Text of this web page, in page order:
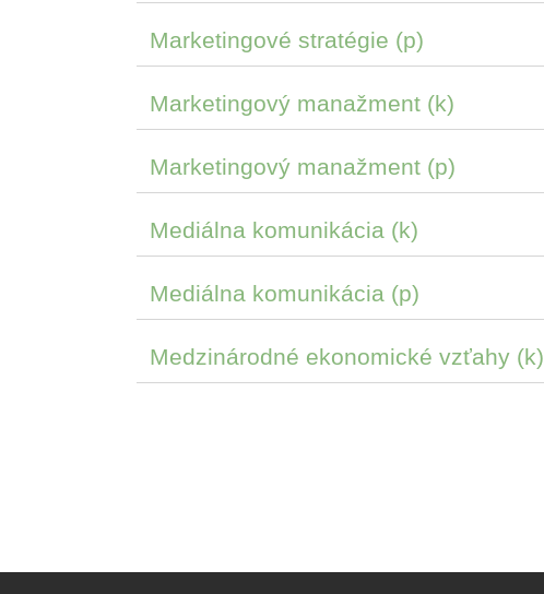
Marketingové stratégie (p)
Marketingový manažment (k)
Marketingový manažment (p)
Mediálna komunikácia (k)
Mediálna komunikácia (p)
Medzinárodné ekonomické vzťahy (k)